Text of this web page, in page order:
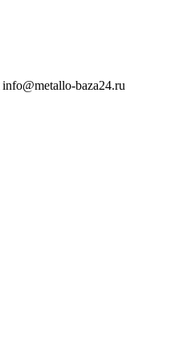
info@metallo-baza24.ru